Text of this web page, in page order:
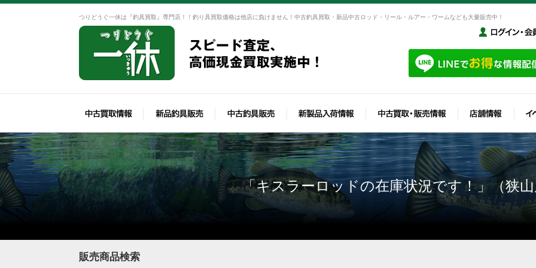
つりどうぐ一休は『釣具買取』専門店！！釣り具買取価格は他店に負けません！中古釣具買取・新品中古ロッド・リール・ルアー・ワームなども大量販売中！
「キスラーロッドの在庫状況です！」（狭
販売商品検索